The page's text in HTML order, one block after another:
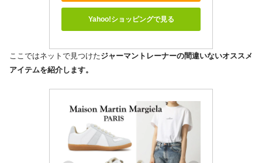
Yahoo!ショッピングで見る
ここではネットで見つけたジャーマントレーナーの間違いないオススメ
アイテムを紹介します。